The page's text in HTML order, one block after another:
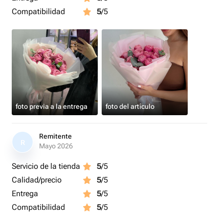
Compatibilidad
5/5
foto previa a la entrega foto del artículo
R
Remitente
Mayo 2026
Servicio de la tienda 5/5
Calidad/precio
5/5
Entrega
5/5
Compatibilidad
5/5